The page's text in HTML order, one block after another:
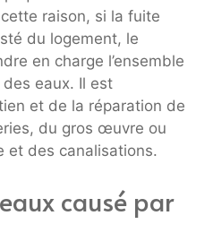
raison, si la fuite
du logement, le
en charge l’ensemble
eaux. Il est
et de la réparation de
du gros œuvre ou
et des canalisations.
causé par